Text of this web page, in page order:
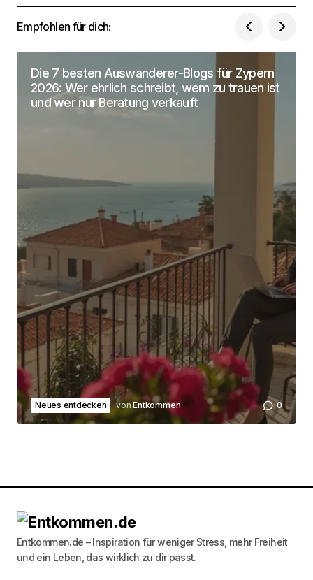
Deine Email Adresse
Name, E-Mail-Adresse und Website in diesem
Browser für meinen nächsten Kommentar
speichern.
Empfohlen für dich:
Die 7 besten Auswanderer-Blogs für Zypern
2026: Wer ehrlich schreibt, wem zu trauen ist
und wer nur Beratung verkauft
Neues entdecken vonEntkommen 0
Entkommen.de – Inspiration für weniger Stress, mehr Freiheit
und ein Leben, das wirklich zu dir passt.